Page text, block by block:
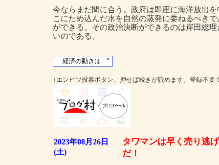
今ならまだ間に合う。政府は即座に海洋放出
こにため込んだ水を自然の蒸発に委ねるべき
ができる。その政治決断ができるのは岸田総
いのである。
↑エンピツ投票ボタン。押せば続きが読めます。登録不要
2023年08月26日
(土)
タワマンは早く売り逃げ
だ！